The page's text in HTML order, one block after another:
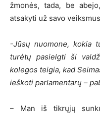
žmonės, tada, be
atsakyti už savo
-Jūsų nuomone, kokia
turėtų pasielgti ši
kolegos teigia, kad
ieškoti parlamentarų –
– Man iš tikrųjų